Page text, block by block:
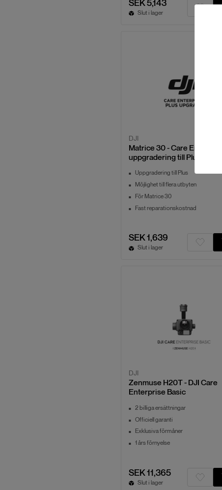
SEK 5,143
Slut i lager
DJI
Matrice 30 - Care Enterprise
uppgradering till Plus
Uppgradering till Plus
Möjlighet till flera utbyten
För Matrice 30
Fast reparationskostnad
SEK 1,639
Slut i lager
DJI
Zenmuse H20T - DJI Care
Enterprise Basic
2 billiga ersättningar
Officiell garanti
Exklusiva förmåner
1 års förnyelse
SEK 11,365
Slut i lager